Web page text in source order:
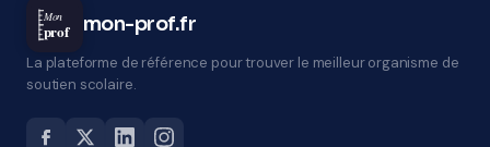
Mon
prof mon-prof.fr
La plateforme de référence pour trouver le meilleur organisme de
soutien scolaire.